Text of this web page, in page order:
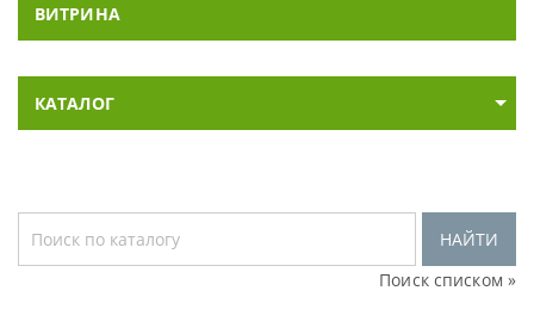
ВИТРИНА
КАТАЛОГ
НАЙТИ
Поиск списком »